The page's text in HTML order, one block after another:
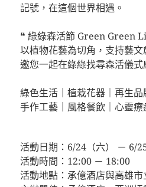
記號，在這個世界相遇。
❝ 綠綠森活節 Green Green
以植物花藝為切角，支持藝文
邀您一起在綠綠找尋森活儀式
綠色生活｜植栽花器｜再生品
手作工藝｜風格餐飲｜心靈療
活動日期：6/24（六） － 6/25
活動時間：12:00 － 18:00
活動地點：承億酒店與高雄